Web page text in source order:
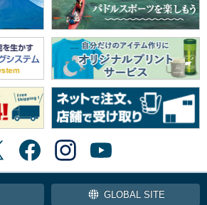
GLOBAL SITE